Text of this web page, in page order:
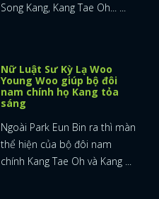
Song Kang, Kang Tae Oh... ...
Nữ Luật Sư Kỳ Lạ Woo
Young Woo giúp bộ đôi
nam chính họ Kang tỏa
sáng
Ngoài Park Eun Bin ra thì màn
thể hiện của bộ đôi nam
chính Kang Tae Oh và Kang ...